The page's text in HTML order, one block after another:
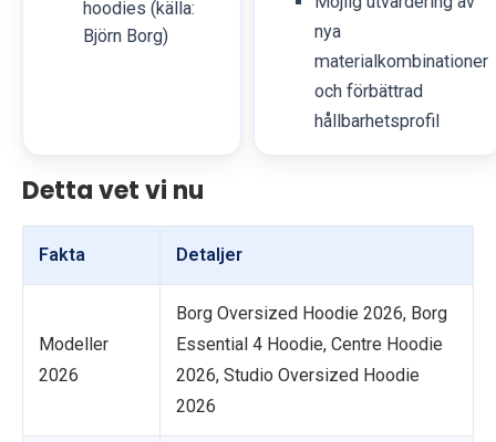
hoodies (källa:
Björn Borg)
nya
materialkombinationer
och förbättrad
hållbarhetsprofil
Detta vet vi nu
Fakta Detaljer
Modeller
2026
Borg Oversized Hoodie 2026, Borg
Essential 4 Hoodie, Centre Hoodie
2026, Studio Oversized Hoodie
2026